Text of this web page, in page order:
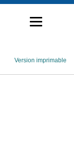
Version imprimable